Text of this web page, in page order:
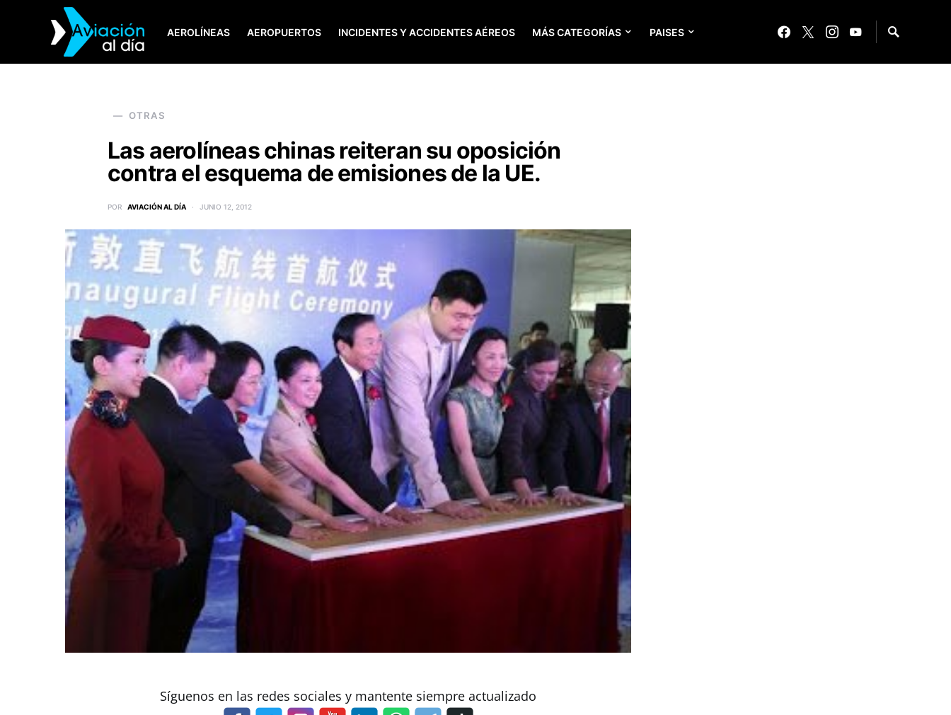
AEROLÍNEAS AEROPUERTOS INCIDENTES Y ACCIDENTES AÉREOS MÁS CATEGORÍAS PAISES
SEARCH FOR:
OTRAS
Las aerolíneas chinas reiteran su oposición
contra el esquema de emisiones de la UE.
POR AVIACIÓN AL DÍA JUNIO 12, 2012
Síguenos en las redes sociales y mantente siempre actualizado